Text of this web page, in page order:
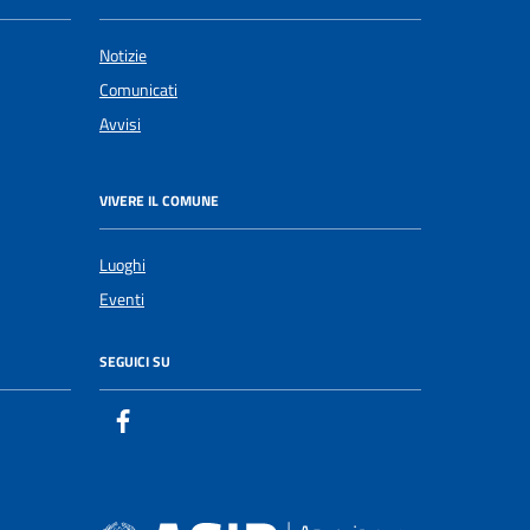
Notizie
Comunicati
Avvisi
VIVERE IL COMUNE
Luoghi
Eventi
SEGUICI SU